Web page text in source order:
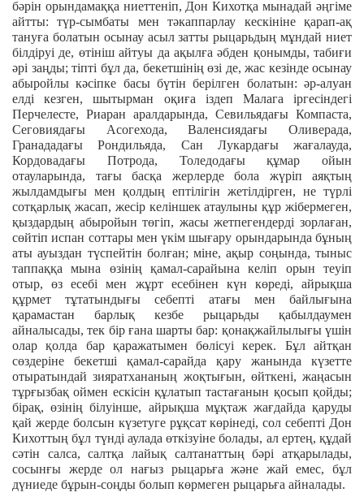
бәрін орындамаққа ниеттеніп, Дон Кихотқа мынадай әңгіме
айтты: түр-сымбаты мен тәкаппарлау кескініне қарап-ақ
тануға болатын осынау асыл затты рыцарьдың мұндай ниет
білдіруі де, өтініш айтуы да ақылға әбден қонымды, табиғи
әрі заңды; тіпті бұл да, бекетшінің өзі де, жас кезінде осынау
абыройлы кәсіпке басы бүтін берілген болатын: әр-алуан
елді кезген, шытырман оқиға іздеп Малага іргесіндегі
Перчелесте, Риаран аралдарында, Севильядағы Компаста,
Сеговиядағы Асогехода, Валенсиядағы Оливерада,
Гранададағы Рондильяда, Сан Лукардағы жағалауда,
Кордовадағы Потрода, Толедодағы құмар ойын
отауларында, тағы басқа жерлерде бола жүріп аяқтың
жылдамдығы мен қолдың ептілігін жетілдірген, не түрлі
сотқарлық жасап, жесір келіншек атаулыны құр жібермеген,
қыздардың абыройын төгіп, жасы жетпегендерді зорлаған,
сөйтіп испан соттары мен үкім шығару орындарында бұның
аты ауыздан түспейтін болған; міне, ақыр соңында, тыныс
таппаққа мына өзінің қамал-сарайына келіп орын теуіп
отыр, өз есебі мен жұрт есебінен күн көреді, айрықша
құрмет тұтатындығы себепті атағы мен байлығына
қарамастан барлық кезбе рыцарьды қабылдаумен
айналысады, тек бір ғана шарты бар: қонақжайлылығы үшін
олар қолда бар қаражатымен бөлісуі керек. Бұл айтқан
сөздеріне бекетші қамал-сарайда қару жанында күзетте
отыратындай зияратхананың жоқтығын, өйткені, жаңасын
тұрғызбақ оймен ескісін құлатып тастағанын қосып қойды;
бірақ, өзінің білуінше, айрықша мұқтаж жағдайда қаруды
қай жерде болсын күзетуге рұқсат көрінеді, сол себепті Дон
Кихоттың бұл түнді аулада өткізуіне болады, ал ертең, құдай
сәтін салса, салтқа лайық салтанаттың бәрі атқарылады,
сосынғы жерде ол нағыз рыцарьға және жай емес, бұл
дүниеде бұрын-соңды болып көрмеген рыцарьға айналады.